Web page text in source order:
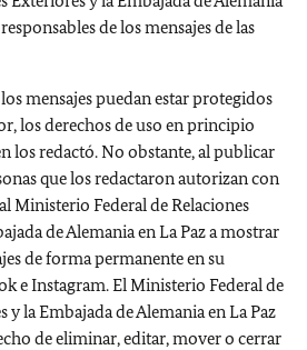
de los mensajes de las
mensajes puedan estar protegidos
los derechos de uso en principio
los redactó. No obstante, al publicar
que los redactaron autorizan con
Ministerio Federal de Relaciones
de Alemania en La Paz a mostrar
de forma permanente en su
e Instagram. El Ministerio Federal de
y la Embajada de Alemania en La Paz
de eliminar, editar, mover o cerrar